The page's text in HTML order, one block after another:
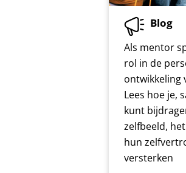
Blog
Als mentor
rol in de
ontwikkeling
Lees hoe je,
kunt
zelfbeeld,
hun
versterken